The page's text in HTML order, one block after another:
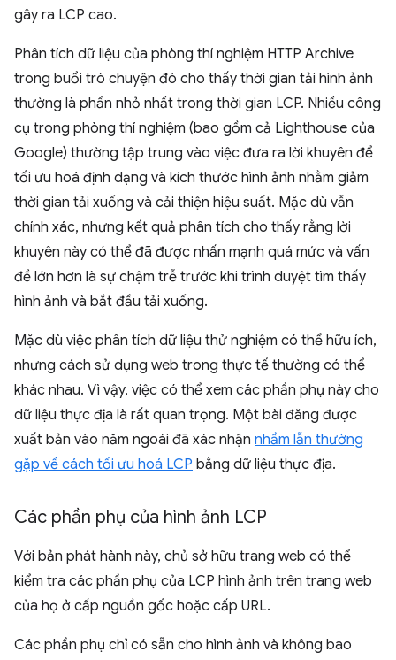
gây ra LCP cao.
Phân tích dữ liệu của phòng thí nghiệm HTTP Archive
trong buổi trò chuyện đó cho thấy thời gian tải hình ảnh
thường là phần nhỏ nhất trong thời gian LCP. Nhiều công
cụ trong phòng thí nghiệm (bao gồm cả Lighthouse của
Google) thường tập trung vào việc đưa ra lời khuyên để
tối ưu hoá định dạng và kích thước hình ảnh nhằm giảm
thời gian tải xuống và cải thiện hiệu suất. Mặc dù vẫn
chính xác, nhưng kết quả phân tích cho thấy rằng lời
khuyên này có thể đã được nhấn mạnh quá mức và vấn
đề lớn hơn là sự chậm trễ trước khi trình duyệt tìm thấy
hình ảnh và bắt đầu tải xuống.
Mặc dù việc phân tích dữ liệu thử nghiệm có thể hữu ích,
nhưng cách sử dụng web trong thực tế thường có thể
khác nhau. Vì vậy, việc có thể xem các phần phụ này cho
dữ liệu thực địa là rất quan trọng. Một bài đăng được
xuất bản vào năm ngoái đã xác nhận nhầm lẫn thường
gặp về cách tối ưu hoá LCP bằng dữ liệu thực địa.
Các phần phụ của hình ảnh LCP
Với bản phát hành này, chủ sở hữu trang web có thể
kiểm tra các phần phụ của LCP hình ảnh trên trang web
của họ ở cấp nguồn gốc hoặc cấp URL.
Các phần phụ chỉ có sẵn cho hình ảnh và không bao